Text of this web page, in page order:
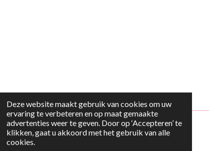
Deze website maakt gebruik van cookies om uw
ervaring te verbeteren en op maat gemaakte
advertenties weer te geven. Door op ‘Accepteren’ te
klikken, gaat u akkoord met het gebruik van alle
cookies.
© 2024 - 2026 Style2Maria
Powered by